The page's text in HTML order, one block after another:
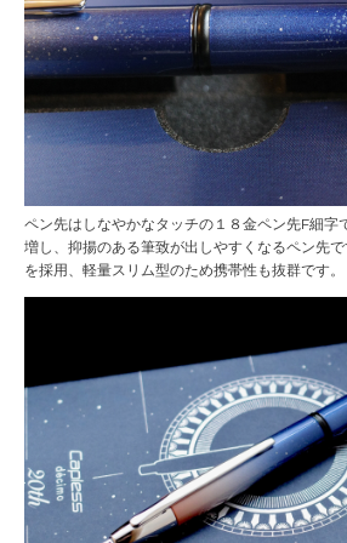
ペン先はしなやかなタッチの１８金ペン先F細字
増し、抑揚のある筆致が出しやすくなるペン先
を採用、軽量スリム型のため携帯性も抜群です。